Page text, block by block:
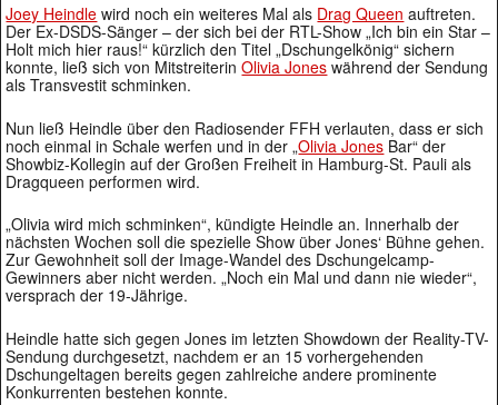
Joey Heindle wird noch ein weiteres Mal als Drag Queen auftreten.
Der Ex-DSDS-Sänger – der sich bei der RTL-Show „Ich bin ein Star –
Holt mich hier raus!“ kürzlich den Titel „Dschungelkönig“ sichern
konnte, ließ sich von MitstreiterinOlivia Jones während der Sendung
als Transvestit schminken.
Nun ließ Heindle über den Radiosender FFH verlauten, dass er sich
noch einmal in Schale werfen und in der „Olivia Jones Bar“ der
Showbiz-Kollegin auf der Großen Freiheit in Hamburg-St. Pauli als
Dragqueen performen wird.
„Olivia wird mich schminken“, kündigte Heindle an. Innerhalb der
nächsten Wochen soll die spezielle Show über Jones‘ Bühne gehen.
Zur Gewohnheit soll der Image-Wandel des Dschungelcamp-
Gewinners aber nicht werden. „Noch ein Mal und dann nie wieder“,
versprach der 19-Jährige.
Heindle hatte sich gegen Jones im letzten Showdown der Reality-TV-
Sendung durchgesetzt, nachdem er an 15 vorhergehenden
Dschungeltagen bereits gegen zahlreiche andere prominente
Konkurrenten bestehen konnte.